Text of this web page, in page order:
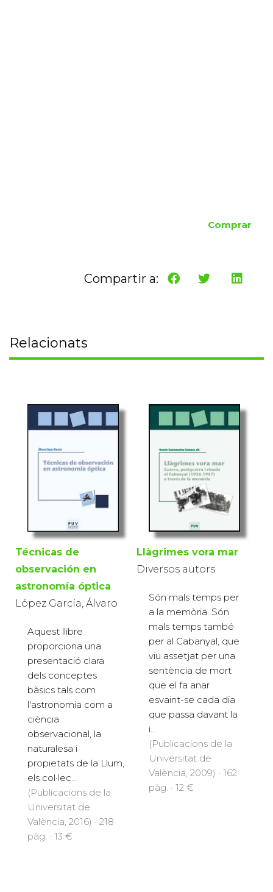
Comprar
Compartir a:
Relacionats
Técnicas de
observación en
astronomía óptica
López García, Álvaro
Aquest llibre
proporciona una
presentació clara
dels conceptes
bàsics tals com
l'astronomia com a
ciència
observacional, la
naturalesa i
propietats de la Llum,
els col·lec...
(Publicacions de la
Universitat de
València, 2016) · 218
pàg. · 13 €
Llàgrimes vora mar
Diversos autors
Són mals temps per
a la memòria. Són
mals temps també
per al Cabanyal, que
viu assetjat per una
sentència de mort
que el fa anar
esvaint-se cada dia
que passa davant la
i...
(Publicacions de la
Universitat de
València, 2009) · 162
pàg. · 12 €